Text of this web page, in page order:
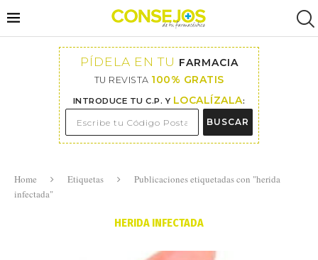
PÍDELA EN TU FARMACIA
TU REVISTA 100% GRATIS
INTRODUCE TU C.P. Y LOCALÍZALA:
BUSCAR
Home Etiquetas
Publicaciones etiquetadas con "herida
infectada"
HERIDA INFECTADA